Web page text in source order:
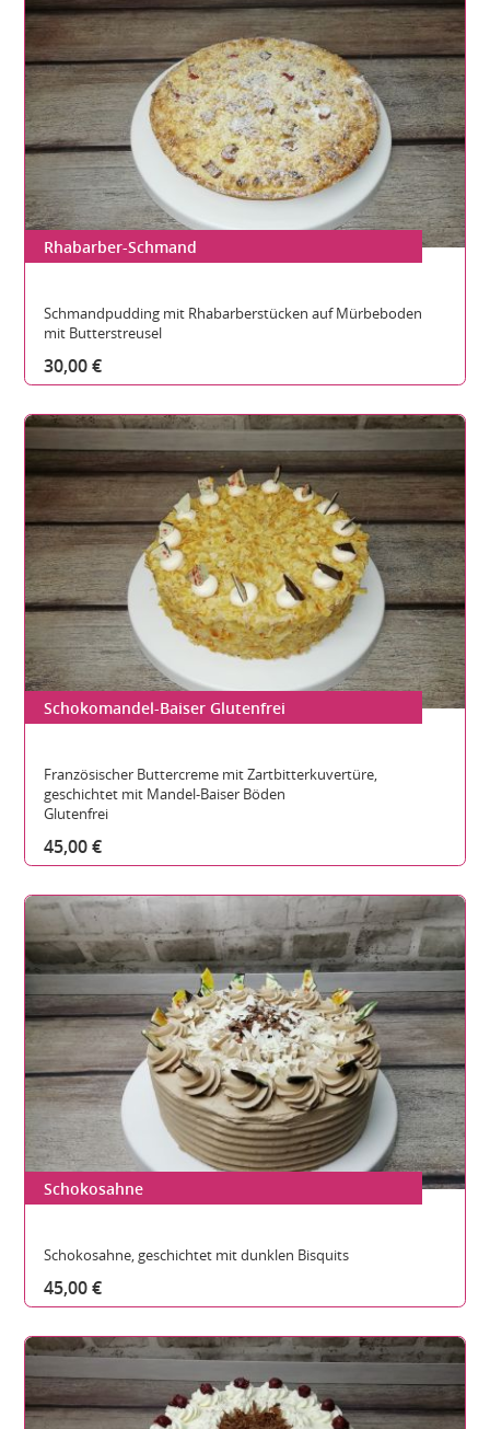
Gesamthöhe:
Durchmesser:
Rhabarber-Schmand
Schmandpudding mit Rhabarberstücken auf Mürbeboden
mit Butterstreusel
30,00 €
Gesamthöhe:
Durchmesser:
Schokomandel-Baiser Glutenfrei
Französischer Buttercreme mit Zartbitterkuvertüre,
geschichtet mit Mandel-Baiser Böden
Glutenfrei
45,00 €
Gesamthöhe:
Durchmesser:
Schokosahne
Schokosahne, geschichtet mit dunklen Bisquits
45,00 €